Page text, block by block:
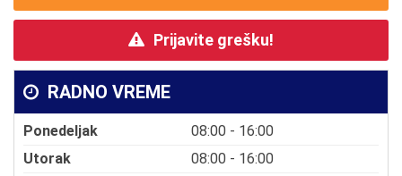
Prijavite grešku!
RADNO VREME
Ponedeljak
08:00 - 16:00
Utorak
08:00 - 16:00